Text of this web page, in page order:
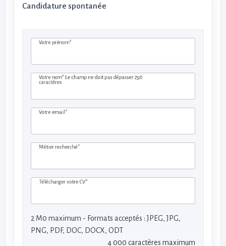
Candidature spontanée
Votre prénom*
Votre nom* Le champ ne doit pas dépasser 250
caractères
Votre email*
Métier recherché*
Télécharger votre CV*
2 M0 maximum - Formats acceptés : JPEG, JPG,
PNG, PDF, DOC, DOCX, ODT
4 000 caractères maximum